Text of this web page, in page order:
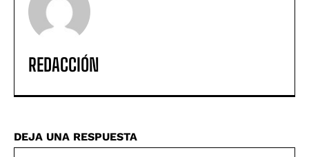
REDACCIÓN
DEJA UNA RESPUESTA